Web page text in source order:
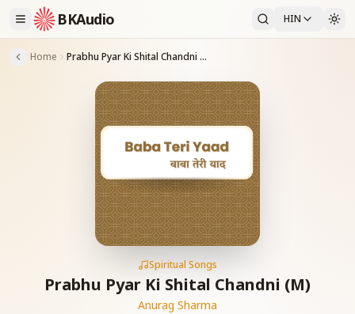
BKAudio HIN
Home Prabhu Pyar Ki Shital Chandni (M)
Spiritual Songs
Prabhu Pyar Ki Shital Chandni (M)
Anurag Sharma